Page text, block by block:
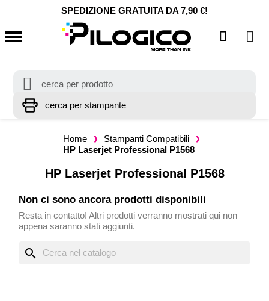
SPEDIZIONE GRATUITA DA 7,90 €!
Home
Stampanti Compatibili
HP Laserjet Professional P1568
HP Laserjet Professional P1568
Non ci sono ancora prodotti disponibili
Resta in contatto! Altri prodotti verranno mostrati qui non
appena saranno stati aggiunti.
search